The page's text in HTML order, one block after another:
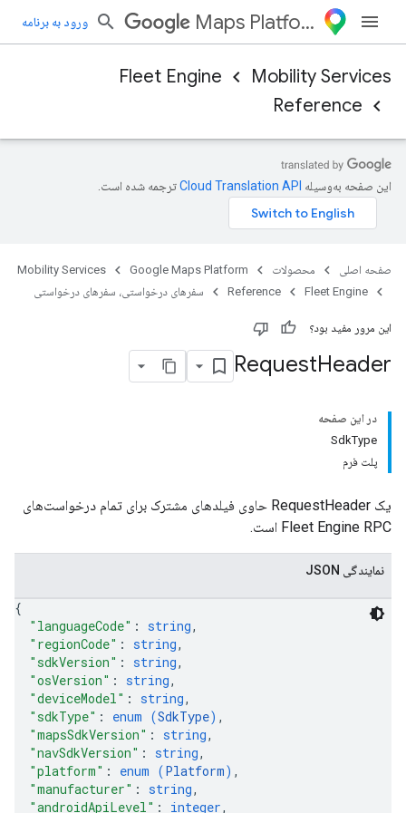
Maps Platform ورود به برنامه
Mobility Services
Fleet Engine
Reference
این صفحه به‌وسیله ترجمه شده است.
صفحه اصلی محصولات Google Maps Platform
Mobility Services
Fleet Engine
Reference سفرهای درخواستی، سفرهای درخواستی
این مرور مفید بود؟
RequestHeader
در این صفحه
SdkType
پلت فرم
یک RequestHeader حاوی فیلدهای مشترک برای تمام درخواست‌های
Fleet Engine RPC است.
نمایندگی JSON
{
"languageCode" : string,
"regionCode" : string,
"sdkVersion" : string,
"osVersion" : string,
"deviceModel" : string,
"sdkType" : enum (SdkType) ,
"mapsSdkVersion" : string,
"navSdkVersion" : string,
"platform" : enum (Platform) ,
"manufacturer" : string,
"androidApiLevel" : integer,